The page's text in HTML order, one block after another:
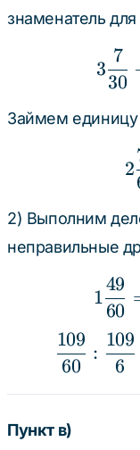
знаменатель
3
30
7
Займем единицу
2
2) Выполним
неправильные
1
60
49
60
109
:
6
109
Пункт в)